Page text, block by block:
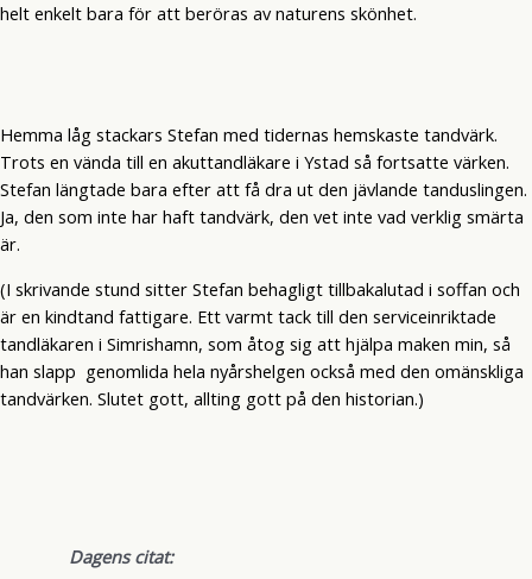
helt enkelt bara för att beröras av naturens skönhet.
Hemma låg stackars Stefan med tidernas hemskaste tandvärk.
Trots en vända till en akuttandläkare i Ystad så fortsatte värken.
Stefan längtade bara efter att få dra ut den jävlande tanduslingen.
Ja, den som inte har haft tandvärk, den vet inte vad verklig smärta
är.
(I skrivande stund sitter Stefan behagligt tillbakalutad i soffan och
är en kindtand fattigare. Ett varmt tack till den serviceinriktade
tandläkaren i Simrishamn, som åtog sig att hjälpa maken min, så
han slapp genomlida hela nyårshelgen också med den omänskliga
tandvärken. Slutet gott, allting gott på den historian.)
Dagens citat: